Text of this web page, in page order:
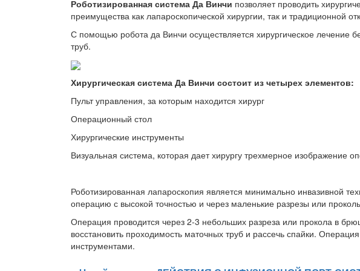
Роботизированная система Да Винчи позволяет проводить
преимущества как лапароскопической хирургии, так и традиционной
С помощью робота да Винчи осуществляется хирургическое лечение
труб.
Хирургическая система Да Винчи состоит из четырех элементов:
Пульт управления, за которым находится хирург
Операционный стол
Хирургические инструменты
Визуальная система, которая дает хирургу трехмерное изображение
Роботизированная лапароскопия является минимально инвазивной
операцию с высокой точностью и через маленькие разрезы или
Операция проводится через 2-3 небольших разреза или прокола в
восстановить проходимость маточных труб и рассечь спайки.
инструментами.